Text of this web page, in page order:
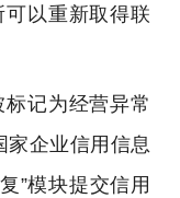
以重新取得联
记为经营异常
家企业信用信息
”模块提交信用